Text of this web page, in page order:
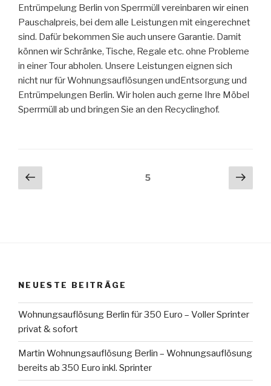
Entrümpelung Berlin von Sperrmüll vereinbaren wir einen
Pauschalpreis, bei dem alle Leistungen mit eingerechnet
sind. Dafür bekommen Sie auch unsere Garantie. Damit
können wir Schränke, Tische, Regale etc. ohne Probleme
in einer Tour abholen. Unsere Leistungen eignen sich
nicht nur für Wohnungsauflösungen undEntsorgung und
Entrümpelungen Berlin. Wir holen auch gerne Ihre Möbel
Sperrmüll ab und bringen Sie an den Recyclinghof.
Seitennummerierung
der
Vorherige
Seite
Seite5
NEUESTE BEITRÄGE
Wohnungsauflösung Berlin für 350 Euro – Voller Sprinter
privat & sofort
Martin Wohnungsauflösung Berlin – Wohnungsauflösung
bereits ab 350 Euro inkl. Sprinter